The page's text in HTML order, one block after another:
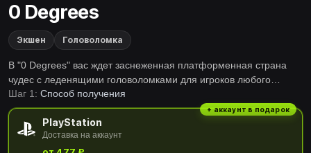
0 Degrees
Экшен Головоломка
В "0 Degrees" вас ждет заснеженная платформенная страна
чудес с леденящими головоломками для игроков любого
возраста и уровня мастерства! Возьмите под свой контроль
пиксельного скалолаза, пробирающегося по ледяным полям,
поднимающегося на заснеженные пики и преодолевающего
темные пещеры и коварные ловушки! Помогите ему выжить и
Шаг 1: Способ получения
PlayStation
Доставка на аккаунт
+ аккаунт в подарок